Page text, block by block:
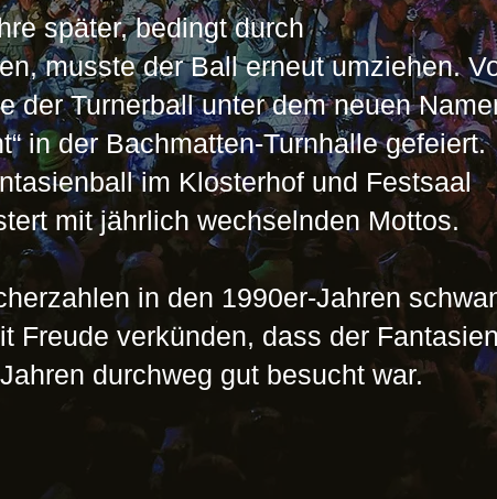
später, bedingt durch
musste der Ball erneut umziehen.
der Turnerball unter dem neuen
in der Bachmatten-Turnhalle gefeiert.
im Klosterhof und Festsaal
mit jährlich wechselnden Mottos.
in den 1990er-Jahren
Freude verkünden, dass der
durchweg gut besucht war.